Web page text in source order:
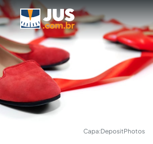
Capa:DepositPhotos